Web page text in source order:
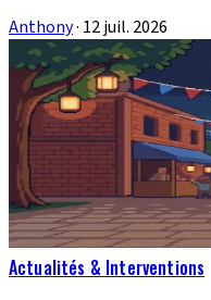
Anthony· 12 juil. 2026
Actualités & Interventions